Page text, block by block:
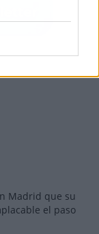
Madrid que su
el paso